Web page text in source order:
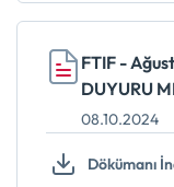
FTIF -
DUYURU
08.10.2024
Dökümanı